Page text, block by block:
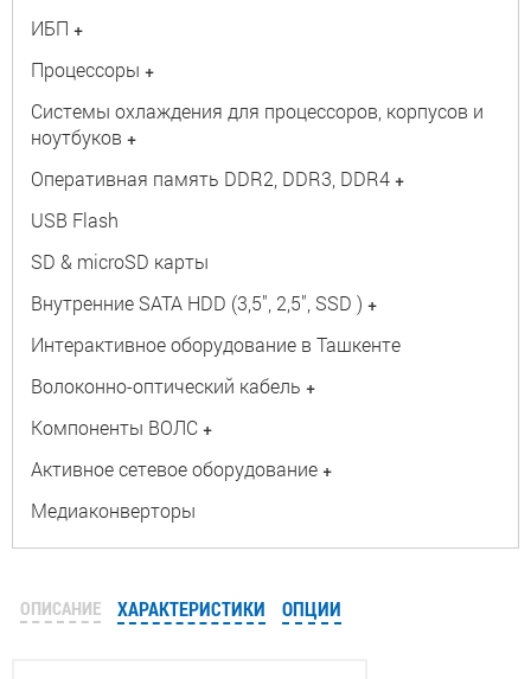
ИБП +
Процессоры +
Системы охлаждения для процессоров, корпусов и
ноутбуков +
Оперативная память DDR2, DDR3, DDR4 +
USB Flash
SD & microSD карты
Внутренние SATA HDD (3,5", 2,5", SSD ) +
Интерактивное оборудование в Ташкенте
Волоконно-оптический кабель +
Компоненты ВОЛС +
Активное сетевое оборудование +
Медиаконверторы
ОПИСАНИЕ ХАРАКТЕРИСТИКИ ОПЦИИ